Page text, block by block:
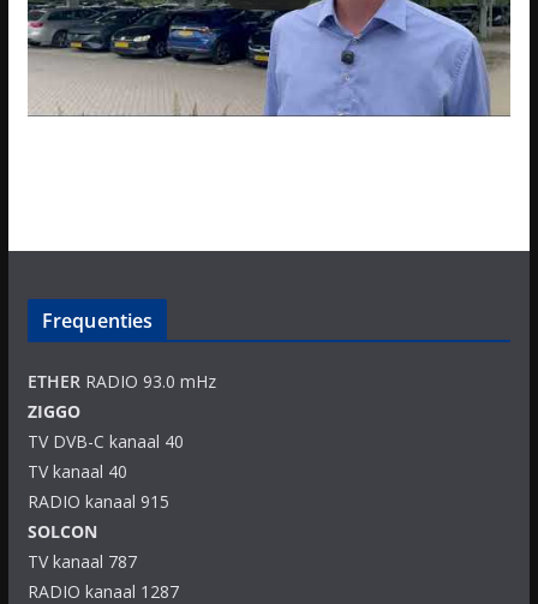
Frequenties
ETHERRADIO 93.0 mHz
ZIGGO
TV DVB-C kanaal 40
TV kanaal 40
RADIO kanaal 915
SOLCON
TV kanaal 787
RADIO kanaal 1287